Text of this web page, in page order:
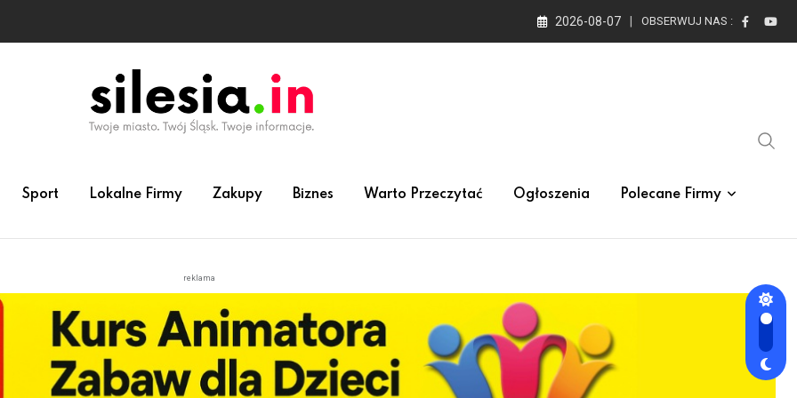
2026-08-07 OBSERWUJ NAS :
Sport Lokalne Firmy Zakupy Biznes Warto Przeczytać Ogłoszenia Polecane Firmy
reklama